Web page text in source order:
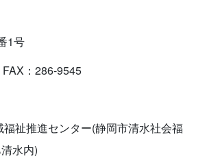
1号
：286-9545
祉推進センター(静岡市清水社会福
水内)